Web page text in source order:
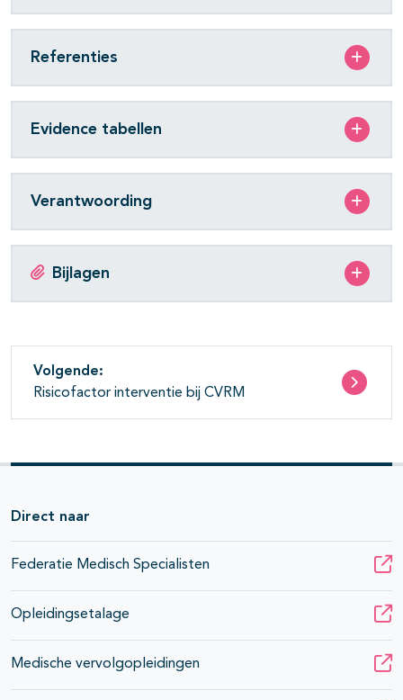
Referenties
Evidence tabellen
Verantwoording
Bijlagen
Volgende:
Risicofactor interventie bij CVRM
Direct naar
Federatie Medisch Specialisten
Opleidingsetalage
Medische vervolgopleidingen